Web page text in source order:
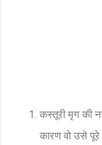
कस्तूरी मृग की
कारण वो उसे